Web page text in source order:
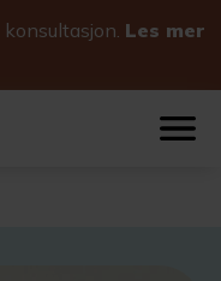
Les mer